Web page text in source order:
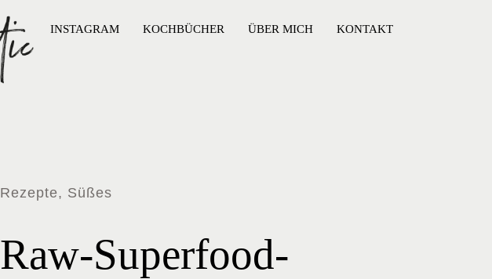
INSTAGRAM KOCHBÜCHER ÜBER MICH KONTAKT
Rezepte, Süßes
Raw-Superfood-